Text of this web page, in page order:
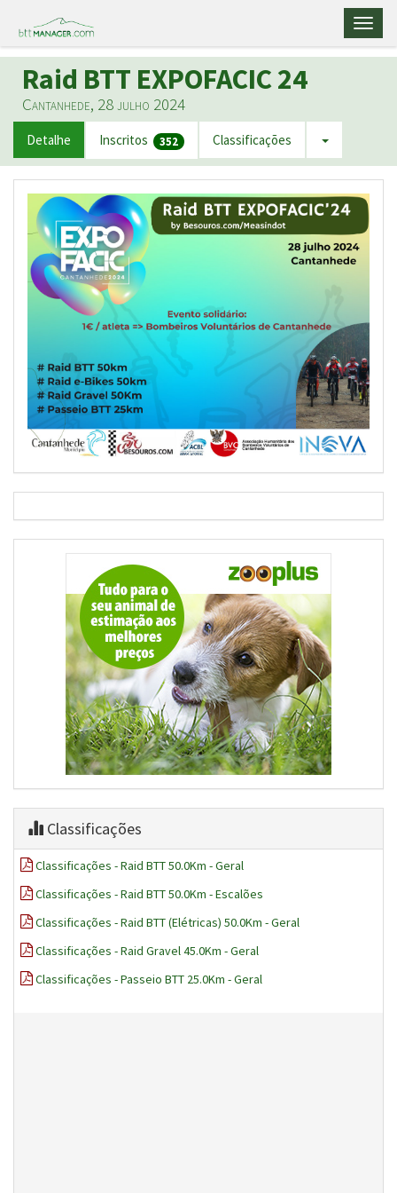
Raid BTT EXPOFACIC 24
Cantanhede, 28 julho 2024
Detalhe Inscritos 352 Classificações
Classificações
Classificações - Raid BTT 50.0Km - Geral
Classificações - Raid BTT 50.0Km - Escalões
Classificações - Raid BTT (Elétricas) 50.0Km - Geral
Classificações - Raid Gravel 45.0Km - Geral
Classificações - Passeio BTT 25.0Km - Geral